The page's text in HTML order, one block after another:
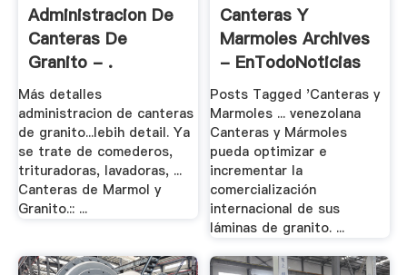
Administracion De
Canteras De
Granito - .
Más detalles
administracion de canteras
de granito...lebih detail. Ya
se trate de comederos,
trituradoras, lavadoras, ...
Canteras de Marmol y
Granito.:: ...
Canteras Y
Marmoles Archives
- EnTodoNoticias
Posts Tagged 'Canteras y
Marmoles ... venezolana
Canteras y Mármoles
pueda optimizar e
incrementar la
comercialización
internacional de sus
láminas de granito. ...